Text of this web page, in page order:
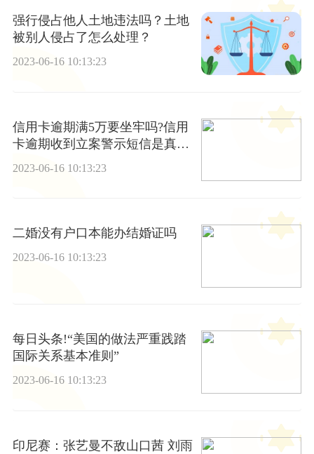
强行侵占他人土地违法吗？土地
被别人侵占了怎么处理？
2023-06-16 10:13:23
信用卡逾期满5万要坐牢吗?信用
卡逾期收到立案警示短信是真的
2023-06-16 10:13:23
二婚没有户口本能办结婚证吗
2023-06-16 10:13:23
每日头条!“美国的做法严重践踏
国际关系基本准则”
2023-06-16 10:13:23
印尼赛：张艺曼不敌山口茜 刘雨